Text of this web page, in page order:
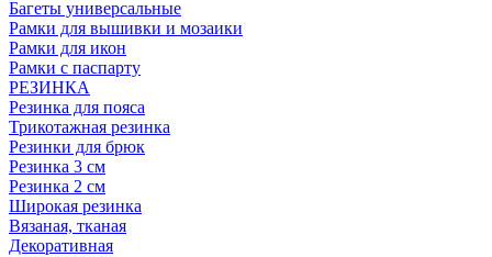
Багеты универсальные
Рамки для вышивки и мозаики
Рамки для икон
Рамки с паспарту
РЕЗИНКА
Резинка для пояса
Трикотажная резинка
Резинки для брюк
Резинка 3 см
Резинка 2 см
Широкая резинка
Вязаная, тканая
Декоративная